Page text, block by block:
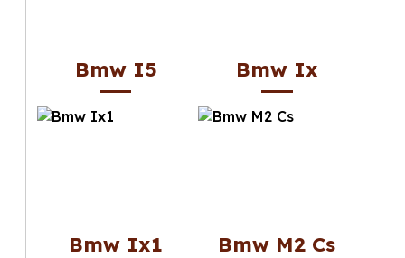
Bmw I5 Bmw Ix
Bmw Ix1 Bmw M2 Cs